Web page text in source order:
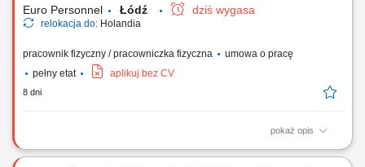
Euro Personnel Łódź dziś wygasa
relokacja do: Holandia
pracownik fizyczny / pracowniczka fizyczna
umowa o pracę
pełny etat
aplikuj bez CV
8 dni
pokaż opis
Twój zakres obowiązków: Prace produkcyjne: pakowanie, sortowanie